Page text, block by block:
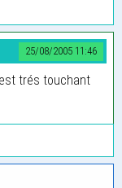
25/08/2005 11:46
trés touchant